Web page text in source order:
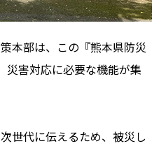
本部は、この『熊本県防災
災害対応に必要な機能が集
世代に伝えるため、被災し